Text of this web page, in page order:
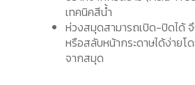
฿ 990
เทคนิคสีน้ำ
ห่วงสมุดสามารถเปิด-ปิดได้
หรือสลับหน้ากระดาษได้ง่ายโ
จากสมุด